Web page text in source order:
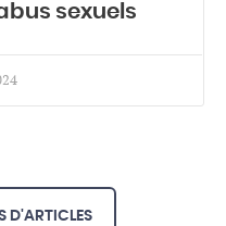
sexuels
D'ARTICLES